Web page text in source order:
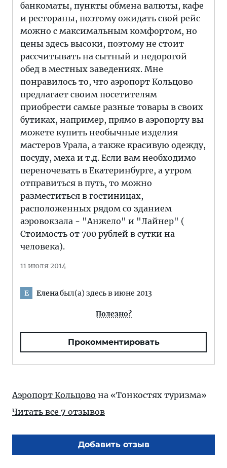
банкоматы, пункты обмена валюты, кафе
и рестораны, поэтому ожидать свой рейс
можно с максимальным комфортом, но
цены здесь высоки, поэтому не стоит
рассчитывать на сытный и недорогой
обед в местных заведениях. Мне
понравилось то, что аэропорт Кольцово
предлагает своим посетителям
приобрести самые разные товары в своих
бутиках, например, прямо в аэропорту вы
можете купить необычные изделия
мастеров Урала, а также красивую одежду,
посуду, меха и т.д. Если вам необходимо
переночевать в Екатеринбурге, а утром
отправиться в путь, то можно
разместиться в гостиницах,
расположенных рядом со зданием
аэровокзала - "Анжело" и "Лайнер" (
Стоимость от 700 рублей в сутки на
человека).
11 июля 2014
Е Еленабыл(а) здесь в июне 2013
Полезно?
Прокомментировать
Аэропорт Кольцово на «Тонкостях туризма»
Читать все 7 отзывов
Добавить отзыв